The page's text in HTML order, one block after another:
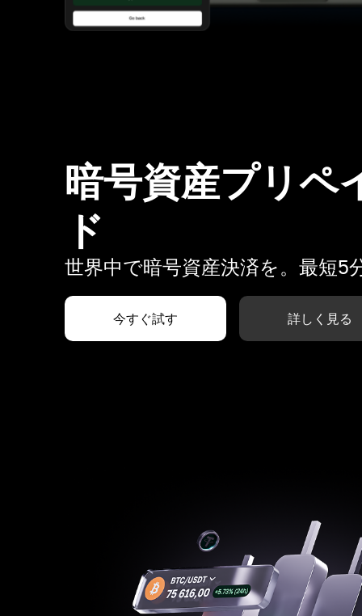
暗号資産プリペ
ド
世界中で暗号資産決済を。最短5
今すぐ試す 詳しく見る